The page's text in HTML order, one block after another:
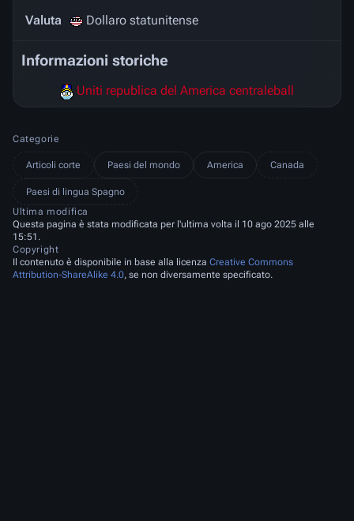
Valuta Dollaro statunitense
Informazioni storiche
Uniti republica del America centraleball
Categorie
Articoli corte Paesi del mondo America Canada
Paesi di lingua Spagno
Ultima modifica
Questa pagina è stata modificata per l'ultima volta il 10 ago 2025 alle
15:51.
Copyright
Il contenuto è disponibile in base alla licenza Creative Commons
Attribution-ShareAlike 4.0, se non diversamente specificato.